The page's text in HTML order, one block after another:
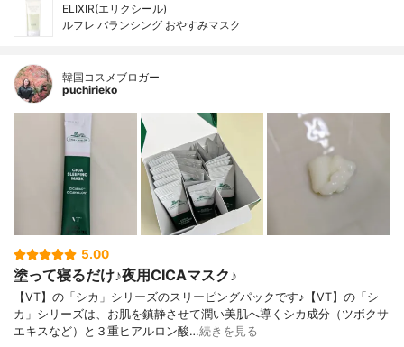
ELIXIR(エリクシール)
ルフレ バランシング おやすみマスク
韓国コスメブロガー
puchirieko
5.00
塗って寝るだけ♪夜用CICAマスク♪
【VT】の「シカ」シリーズのスリーピングパックです♪【VT】の「シ
カ」シリーズは、お肌を鎮静させて潤い美肌へ導くシカ成分（ツボクサ
エキスなど）と３重ヒアルロン酸…続きを見る